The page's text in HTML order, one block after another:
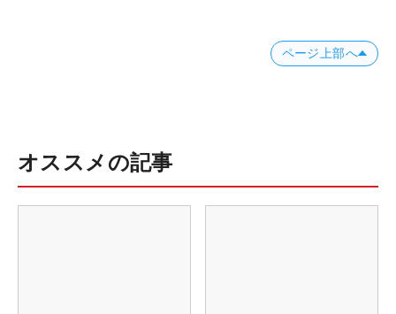
ページ上部へ
オススメの記事